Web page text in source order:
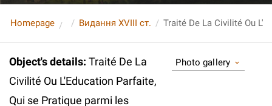
Homepage Видання XVIII ст.
Object's details: Traité De La
Civilité Ou L'Education Parfaite,
Qui se Pratique parmi les
Photo gallery